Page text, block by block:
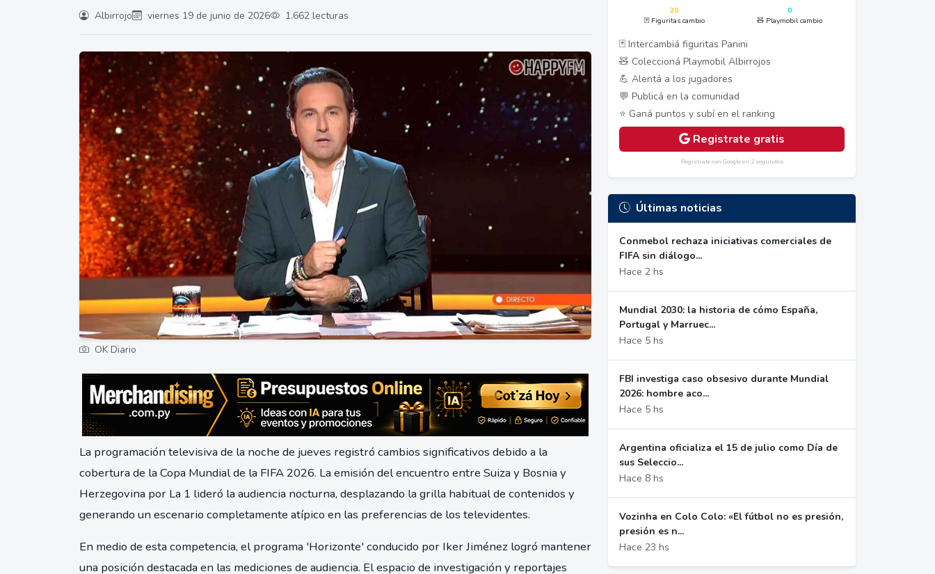
Albirrojo viernes 19 de junio de 2026 1.662 lecturas
OK Diario
La programación televisiva de la noche de jueves registró cambios significativos debido a la
cobertura de la Copa Mundial de la FIFA 2026. La emisión del encuentro entre Suiza y Bosnia y
Herzegovina por La 1 lideró la audiencia nocturna, desplazando la grilla habitual de contenidos y
generando un escenario completamente atípico en las preferencias de los televidentes.
En medio de esta competencia, el programa 'Horizonte' conducido por Iker Jiménez logró mantener
una posición destacada en las mediciones de audiencia. El espacio de investigación y reportajes
20
🃏 Figuritas cambio
0
🧸 Playmobil cambio
🃏 Intercambiá figuritas Panini
🧸 Coleccioná Playmobil Albirrojos
💪 Alentá a los jugadores
💬 Publicá en la comunidad
⭐ Ganá puntos y subí en el ranking
Registrate gratis
Registrate con Google en 2 segundos
Últimas noticias
Conmebol rechaza iniciativas comerciales de
FIFA sin diálogo...
Hace 2 hs
Mundial 2030: la historia de cómo España,
Portugal y Marruec...
Hace 5 hs
FBI investiga caso obsesivo durante Mundial
2026: hombre aco...
Hace 5 hs
Argentina oficializa el 15 de julio como Día de
sus Seleccio...
Hace 8 hs
Vozinha en Colo Colo: «El fútbol no es presión,
presión es n...
Hace 23 hs